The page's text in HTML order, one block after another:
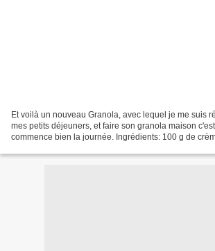
Et voilà un nouveau Granola, avec lequel je me suis
mes petits déjeuners, et faire son granola maison
commence bien la journée. Ingrédients: 100 g de